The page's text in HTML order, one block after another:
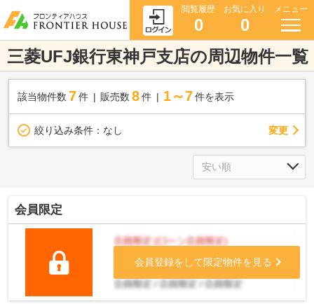
閲覧履歴
0
お気に入り
0
メニュー
三菱UFJ銀行東神戸支店の周辺物件一覧
該当物件数 7件 販売数 8 件 1～7 件を表示
絞り込み条件： なし 変更
会員限定
会員登録をして限定物件を見る